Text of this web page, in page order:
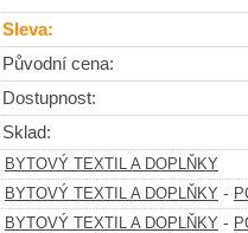
Sleva:
Původní cena:
Dostupnost:
Sklad:
BYTOVÝ TEXTIL A DOPLŇKY
BYTOVÝ TEXTIL A DOPLŇKY -
BYTOVÝ TEXTIL A DOPLŇKY -